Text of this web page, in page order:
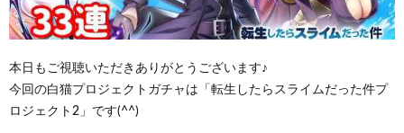
本日もご視聴いただきありがとうございます♪
今回の白猫プロジェクトガチャは「転生したらスライムだった件プ
ロジェクト2」です(^^)